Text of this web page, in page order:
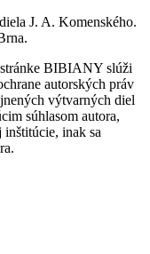
J. A. Komenského.
BIBIANY slúži
autorských práv
výtvarných diel
súhlasom autora,
inštitúcie, inak sa